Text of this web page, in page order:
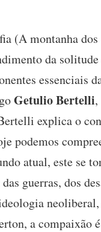
(A montanha dos
da
essenciais
Getulio Bertelli
explica o
podemos
atual, este se
guerras, dos
a compaixão